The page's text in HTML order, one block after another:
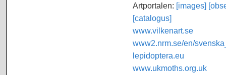
Artportalen: [images]
[catalogus]
www.vilkenart.se
www2.nrm.se/en/
lepidoptera.eu
www.ukmoths.org.uk